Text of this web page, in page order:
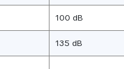
100 dB
135 dB